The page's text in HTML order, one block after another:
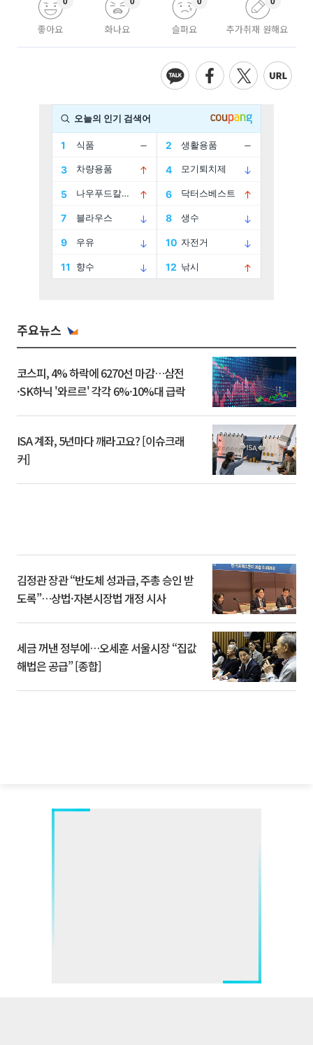
좋아요 화나요 슬퍼요 추가취재 원해요
주요뉴스
코스피, 4% 하락에 6270선 마감…삼전
·SK하닉 '와르르' 각각 6%·10%대 급락
ISA 계좌, 5년마다 깨라고요? [이슈크래
커]
김정관 장관 “반도체 성과급, 주총 승인 받
도록”…상법·자본시장법 개정 시사
세금 꺼낸 정부에…오세훈 서울시장 “집값
해법은 공급” [종합]